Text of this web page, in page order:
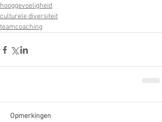
hooggevoeligheid
culturele diversiteit
teamcoaching
Opmerkingen